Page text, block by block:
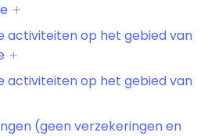
activiteiten op het gebied van
activiteiten op het gebied van
(geen verzekeringen en